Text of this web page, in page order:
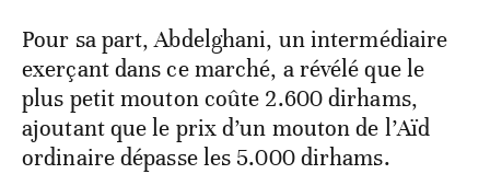
Pour sa part, Abdelghani, un intermédiaire
exerçant dans ce marché, a révélé que le
plus petit mouton coûte 2.600 dirhams,
ajoutant que le prix d’un mouton de l’Aïd
ordinaire dépasse les 5.000 dirhams.